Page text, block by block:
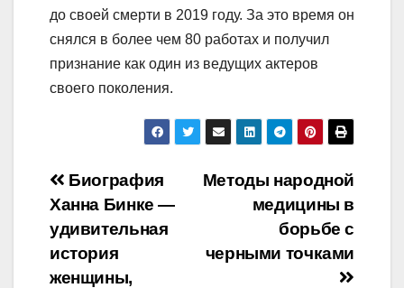
до своей смерти в 2019 году. За это время он
снялся в более чем 80 работах и получил
признание как один из ведущих актеров
своего поколения.
Навигация
по
записям
Методы народной
медицины в
борьбе с
черными точками
Биография
Ханна Бинке —
удивительная
история
женщины,